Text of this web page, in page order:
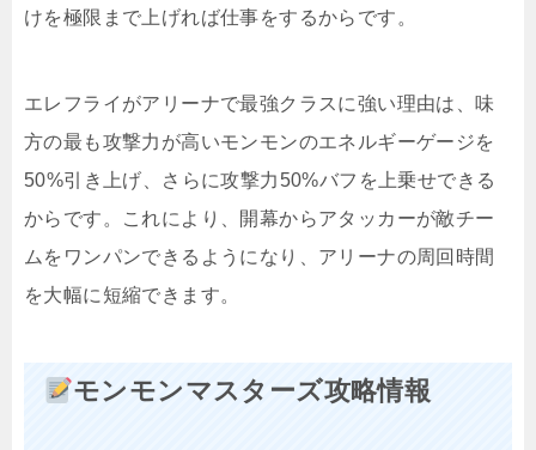
けを極限まで上げれば仕事をするからです。
エレフライがアリーナで最強クラスに強い理由は、味
方の最も攻撃力が高いモンモンのエネルギーゲージを
50%引き上げ、さらに攻撃力50%バフを上乗せできる
からです。これにより、開幕からアタッカーが敵チー
ムをワンパンできるようになり、アリーナの周回時間
を大幅に短縮できます。
モンモンマスターズ攻略情報